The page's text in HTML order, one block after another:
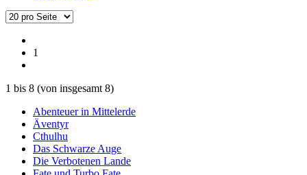
1
1 bis 8 (von insgesamt 8)
Abenteuer in Mittelerde
Äventyr
Cthulhu
Das Schwarze Auge
Die Verbotenen Lande